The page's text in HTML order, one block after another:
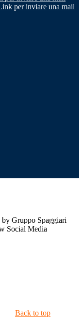
per inviare una mail
Gruppo Spaggiari
Social Media
Back to top